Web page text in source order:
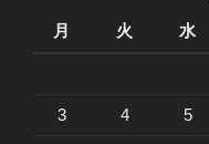
月
火 水
3 4 5